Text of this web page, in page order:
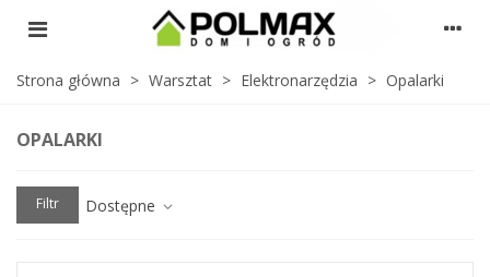
Strona główna > Warsztat > Elektronarzędzia > Opalarki
OPALARKI
Filtr Dostępne